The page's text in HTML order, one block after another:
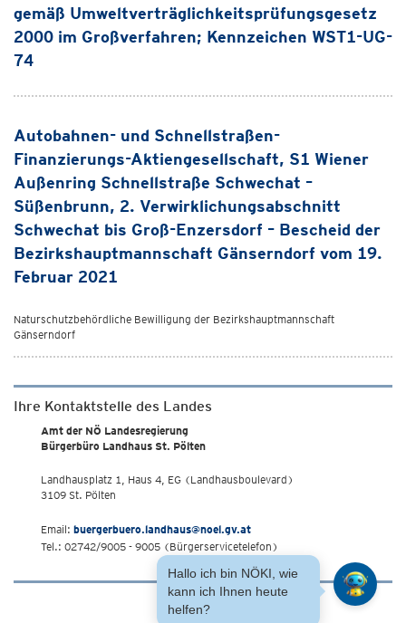
gemäß Umweltverträglichkeitsprüfungsgesetz
2000 im Großverfahren; Kennzeichen WST1-UG-
74
Autobahnen- und Schnellstraßen-
Finanzierungs-Aktiengesellschaft, S1 Wiener
Außenring Schnellstraße Schwechat –
Süßenbrunn, 2. Verwirklichungsabschnitt
Schwechat bis Groß-Enzersdorf – Bescheid der
Bezirkshauptmannschaft Gänserndorf vom 19.
Februar 2021
Naturschutzbehördliche Bewilligung der Bezirkshauptmannschaft
Gänserndorf
Ihre Kontaktstelle des Landes
Amt der NÖ Landesregierung
Bürgerbüro Landhaus St. Pölten
Landhausplatz 1, Haus 4, EG (Landhausboulevard)
3109 St. Pölten
Email: buergerbuero.landhaus@noel.gv.at
Tel.: 02742/9005 - 9005 (Bürgerservicetelefon)
Hallo ich bin NÖKI, wie
kann ich Ihnen heute
helfen?